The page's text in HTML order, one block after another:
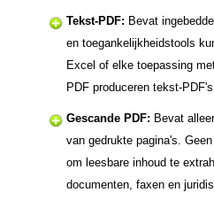
Tekst-PDF: Bevat
en toegankelijkheidstools
Excel of elke toepassing
PDF produceren tekst-
Gescande PDF: Bevat
van gedrukte pagina's.
om leesbare inhoud te
documenten, faxen en